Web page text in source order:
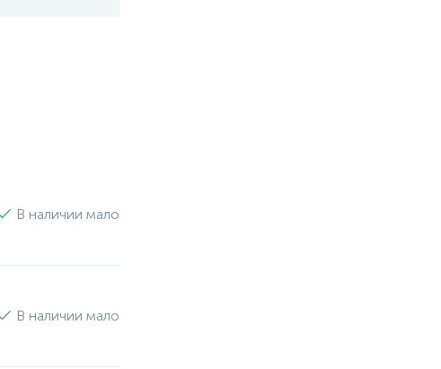
В наличии мало
В наличии мало